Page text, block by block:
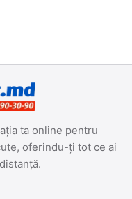
ta online pentru
oferindu-ți tot ce ai